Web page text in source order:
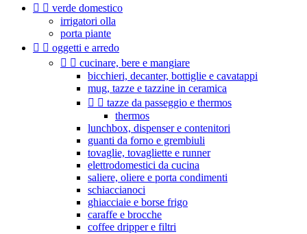
  verde domestico
irrigatori olla
porta piante
  oggetti e arredo
  cucinare, bere e mangiare
bicchieri, decanter, bottiglie e cavatappi
mug, tazze e tazzine in ceramica
  tazze da passeggio e thermos
thermos
lunchbox, dispenser e contenitori
guanti da forno e grembiuli
tovaglie, tovagliette e runner
elettrodomestici da cucina
saliere, oliere e porta condimenti
schiaccianoci
ghiacciaie e borse frigo
caraffe e brocche
coffee dripper e filtri